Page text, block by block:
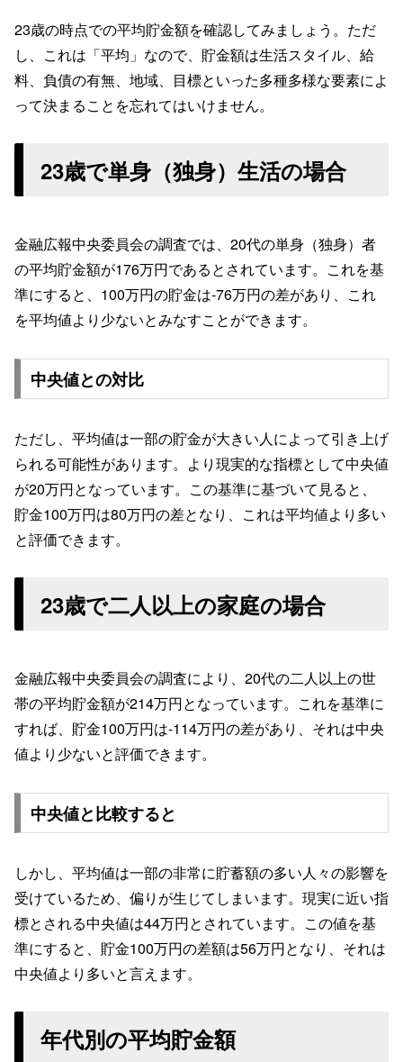
23歳の時点での平均貯金額を確認してみましょう。ただ
し、これは「平均」なので、貯金額は生活スタイル、給
料、負債の有無、地域、目標といった多種多様な要素によ
って決まることを忘れてはいけません。
23歳で単身（独身）生活の場合
金融広報中央委員会の調査では、20代の単身（独身）者
の平均貯金額が176万円であるとされています。これを基
準にすると、100万円の貯金は-76万円の差があり、これ
を平均値より少ないとみなすことができます。
中央値との対比
ただし、平均値は一部の貯金が大きい人によって引き上げ
られる可能性があります。より現実的な指標として中央値
が20万円となっています。この基準に基づいて見ると、
貯金100万円は80万円の差となり、これは平均値より多い
と評価できます。
23歳で二人以上の家庭の場合
金融広報中央委員会の調査により、20代の二人以上の世
帯の平均貯金額が214万円となっています。これを基準に
すれば、貯金100万円は-114万円の差があり、それは中央
値より少ないと評価できます。
中央値と比較すると
しかし、平均値は一部の非常に貯蓄額の多い人々の影響を
受けているため、偏りが生じてしまいます。現実に近い指
標とされる中央値は44万円とされています。この値を基
準にすると、貯金100万円の差額は56万円となり、それは
中央値より多いと言えます。
年代別の平均貯金額